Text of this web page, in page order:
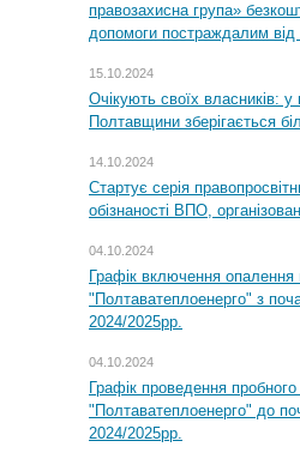
правозахисна група»
допомоги постраждалим від
15.10.2024
Очікують своїх власників: у
Полтавщини зберігається
14.10.2024
Стартує серія
обізнаності ВПО,
04.10.2024
Графік включення
"Полтаватеплоенерго" з
2024/2025рр.
04.10.2024
Графік проведення
"Полтаватеплоенерго" до
2024/2025рр.